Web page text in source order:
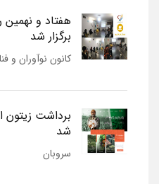
هفتاد و نهمین
برگزار شد
کانون نوآوران و
برداشت زیتون
شد
سروبان